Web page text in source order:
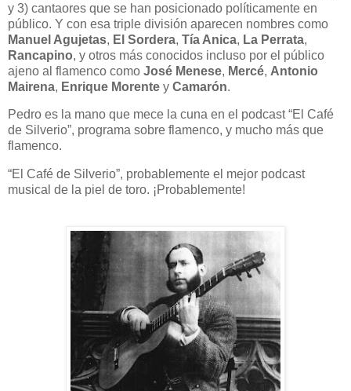
y 3) cantaores que se han posicionado políticamente en
público. Y con esa triple división aparecen nombres como
Manuel Agujetas, El Sordera, Tía Anica, La Perrata,
Rancapino, y otros más conocidos incluso por el público
ajeno al flamenco como José Menese, Mercé, Antonio
Mairena, Enrique Morente y Camarón.
Pedro es la mano que mece la cuna en el podcast “El Café
de Silverio”, programa sobre flamenco, y mucho más que
flamenco.
“El Café de Silverio”, probablemente el mejor podcast
musical de la piel de toro. ¡Probablemente!